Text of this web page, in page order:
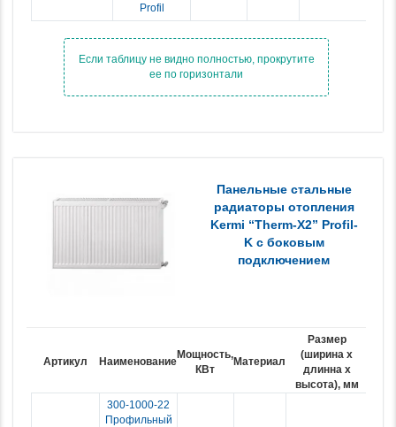
Profil
Панельные стальные
радиаторы отопления
Kermi “Therm-X2” Profil-
K с боковым
подключением
Артикул Наименование
Мощность,
КВт
Материал
Размер
(ширина x
длинна х
высота), мм
300-1000-22
Профильный